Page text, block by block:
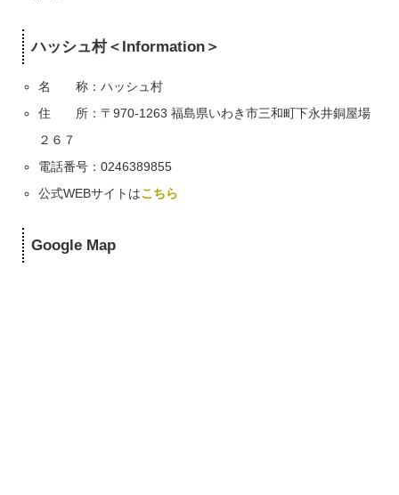
ハッシュ村＜Information＞
名 称：ハッシュ村
住 所：〒970-1263 福島県いわき市三和町下永井銅屋場
２６７
電話番号：0246389855
公式WEBサイトはこちら
Google Map